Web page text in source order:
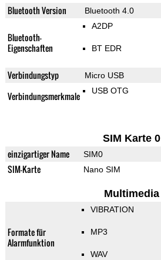
Bluetooth Version Bluetooth 4.0
Bluetooth-
Eigenschaften
A2DP
BT EDR
Verbindungstyp Micro USB
Verbindungsmerkmale USB OTG
SIM Karte 0
einzigartiger Name SIM0
SIM-Karte Nano SIM
Multimedia
Formate für
Alarmfunktion
VIBRATION
MP3
WAV